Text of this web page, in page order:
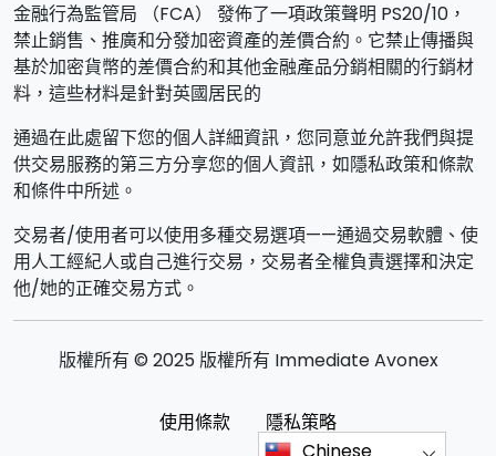
金融行為監管局 （FCA） 發佈了一項政策聲明 PS20/10，
禁止銷售、推廣和分發加密資產的差價合約。它禁止傳播與
基於加密貨幣的差價合約和其他金融產品分銷相關的行銷材
料，這些材料是針對英國居民的
通過在此處留下您的個人詳細資訊，您同意並允許我們與提
供交易服務的第三方分享您的個人資訊，如隱私政策和條款
和條件中所述。
交易者/使用者可以使用多種交易選項——通過交易軟體、使
用人工經紀人或自己進行交易，交易者全權負責選擇和決定
他/她的正確交易方式。
版權所有 © 2025 版權所有 Immediate Avonex
使用條款
隱私策略